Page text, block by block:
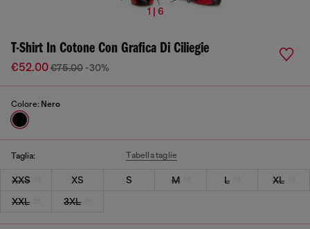
1 | 6
T-Shirt In Cotone Con Grafica Di Ciliegie
€52.00€75.00 -30%
Colore: Nero
Taglia: Tabella taglie
XXS XS S M L
XL
XXL
3XL